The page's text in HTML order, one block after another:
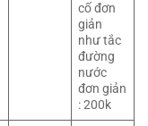
cố đơn
giản
như tắc
đường
nước
đơn giản
: 200k